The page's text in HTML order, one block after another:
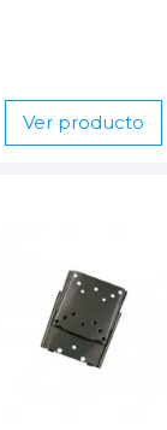
Ver producto